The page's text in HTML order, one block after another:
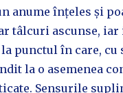
anume înțeles și
tâlcuri ascunse,
punctul în care, cu
la o asemenea
Sensurile